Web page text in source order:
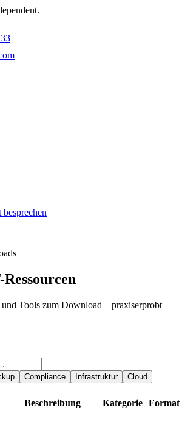
besprechen
Tools zum Download – praxiserprobt
Compliance Infrastruktur
Cloud
Beschreibung Kategorie Format